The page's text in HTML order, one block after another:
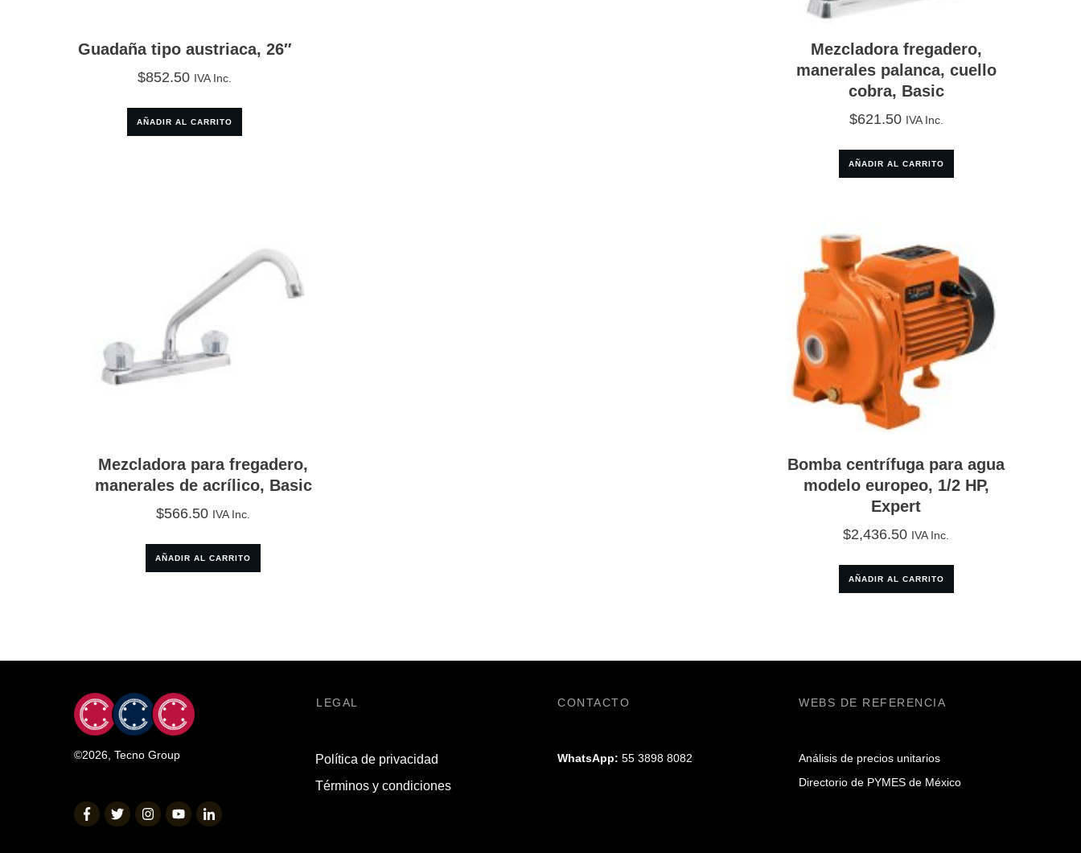
Guadaña tipo austriaca, 26″
$852.50 IVA Inc.
AÑADIR AL CARRITO
Mezcladora fregadero,
manerales palanca, cuello
cobra, Basic
$621.50 IVA Inc.
AÑADIR AL CARRITO
Mezcladora para fregadero,
manerales de acrílico, Basic
$566.50 IVA Inc.
AÑADIR AL CARRITO
Bomba centrífuga para agua
modelo europeo, 1/2 HP,
Expert
$2,436.50 IVA Inc.
AÑADIR AL CARRITO
©2026 Tecno Group
LEGAL
Política de privacidad
Términos y condiciones
CONTACTO
WhatsApp: 55 3898 8082
WEBS DE REFERENCIA
Análisis de precios unitarios
Directorio de PYMES de México